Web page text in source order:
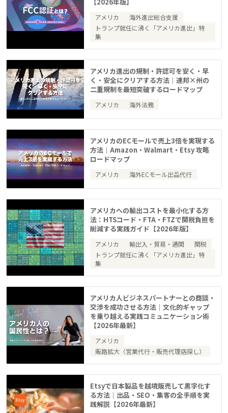
【2026年版】
アメリカ
海外進出総合支援
トランプ就任に沸く「アメリカ進出」特
集
アメリカ進出の規制・許認可を安く・早
く・安全にクリアする方法｜連邦×州の
二重規制を最短突破するロードマップ
アメリカ 海外法務
アメリカのECモールで売上3倍を実現する
方法｜Amazon・Walmart・Etsy 攻略
ロードマップ
アメリカ 海外ECモール出品代行
アメリカへの輸出コストを最小化する方
法：HTSコード・FTA・FTZで関税負担を
削減する実践ガイド【2026年版】
アメリカ 輸出入・貿易・通関
関税
トランプ就任に沸く「アメリカ進出」特
集
アメリカ人ビジネスパートナーとの商談・
交渉を成功させる方法｜文化的ギャップ
を乗り越える実践コミュニケーション術
【2026年最新】
アメリカ
販路拡大（営業代行・販売代理店探し）
Etsyで日本製品を越境販売して黒字化す
る方法｜出品・SEO・集客の全手順を実
践解説【2026年最新】